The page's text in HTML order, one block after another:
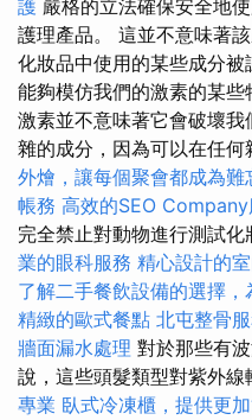
護 嚴格的立法確保安全地
護理產品。 這並不意味著
化妝品中使用的某些成分被
能夠模仿我們的激素的某
激素並不意味著它會破壞
雜的成分，因為可以在任何
外燴，讓每個聚會都成為難
帳務 高效的SEO Company
完全禁止對動物進行測試化
業的眼科服務 精心設計的
了解二手餐飲設備的選擇，
精緻的歐式餐點 北屯整骨
牆面漏水處理 對於那些有
說，這些頭髮類型對紫外線
專業 臥式冷凍櫃，提供更